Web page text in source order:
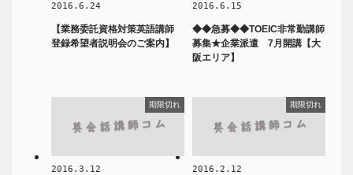
2016.6.24
【業務委託資格対策英語講師
登録希望者説明会のご案内】
2016.6.15
◆◆急募◆◆TOEIC非常勤講師
募集★企業派遣 7月開講【大
阪エリア】
期限切れ
2016.3.12
期限切れ
2016.2.12